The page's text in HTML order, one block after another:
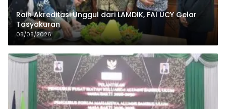
Raih Akreditasi Unggul dari LAMDIK, FAI UCY Gelar
Tasyakuran
08/08/2026